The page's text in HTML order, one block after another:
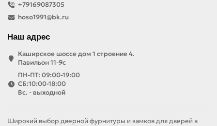
+79169087305
hoso1991@bk.ru
Наш адрес
Каширское шоссе дом 1 строение 4.
Павильон 11-9с
ПН-ПТ: 09:00-19:00
СБ:10:00-18:00
Вс. - выходной
Широкий выбор дверной фурнитуры и замков для дверей в